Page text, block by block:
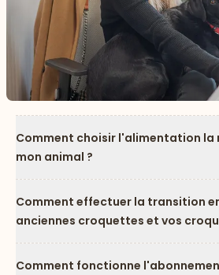
Comment choisir l'alimentation la
mon animal ?
Comment effectuer la transition
anciennes croquettes et vos
Comment fonctionne